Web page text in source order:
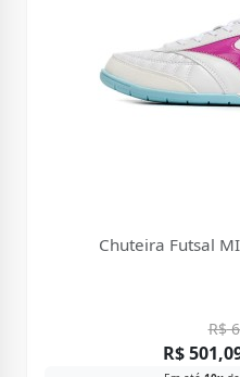
Chuteira Futsal
R$
R$